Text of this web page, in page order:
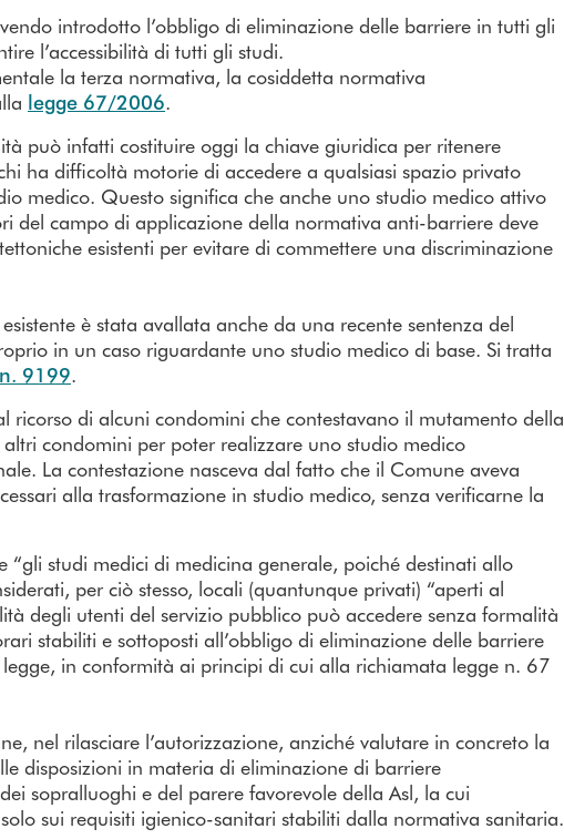
introdotto l’obbligo di eliminazione delle barriere in tutti gli
l’accessibilità di tutti gli studi.
la terza normativa, la cosiddetta normativa
legge 67/2006.
può infatti costituire oggi la chiave giuridica per ritenere
ha difficoltà motorie di accedere a qualsiasi spazio privato
medico. Questo significa che anche uno studio medico attivo
del campo di applicazione della normativa anti-barriere deve
esistenti per evitare di commettere una discriminazione
è stata avallata anche da una recente sentenza del
in un caso riguardante uno studio medico di base. Si tratta
9199.
ricorso di alcuni condomini che contestavano il mutamento della
condomini per poter realizzare uno studio medico
La contestazione nasceva dal fatto che il Comune aveva
alla trasformazione in studio medico, senza verificarne la
“gli studi medici di medicina generale, poiché destinati allo
per ciò stesso, locali (quantunque privati) “aperti al
degli utenti del servizio pubblico può accedere senza formalità
stabiliti e sottoposti all’obbligo di eliminazione delle barriere
in conformità ai principi di cui alla richiamata legge n. 67
nel rilasciare l’autorizzazione, anziché valutare in concreto la
disposizioni in materia di eliminazione di barriere
sopralluoghi e del parere favorevole della Asl, la cui
sui requisiti igienico-sanitari stabiliti dalla normativa sanitaria.